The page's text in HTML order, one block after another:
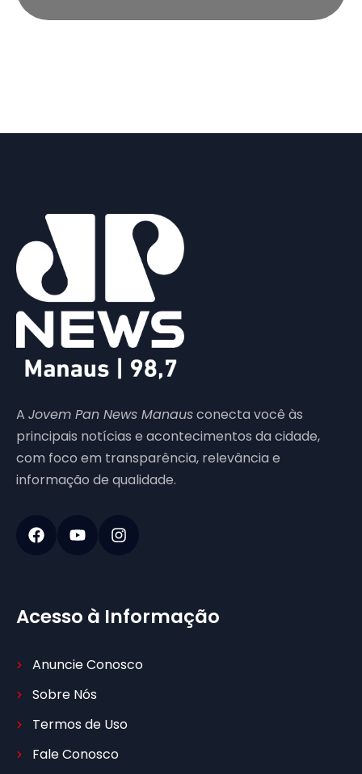
A Jovem Pan News Manausconecta você às
principais notícias e acontecimentos da cidade,
com foco em transparência, relevância e
informação de qualidade.
Acesso à Informação
Anuncie Conosco
Sobre Nós
Termos de Uso
Fale Conosco